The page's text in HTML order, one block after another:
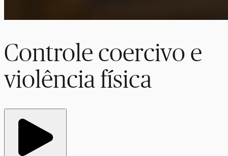
Controle coercivo e
violência física